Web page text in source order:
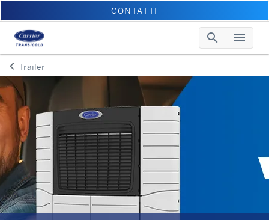
CONTATTI
search menu
keyboard_arrow_leftArrow back
Trailer